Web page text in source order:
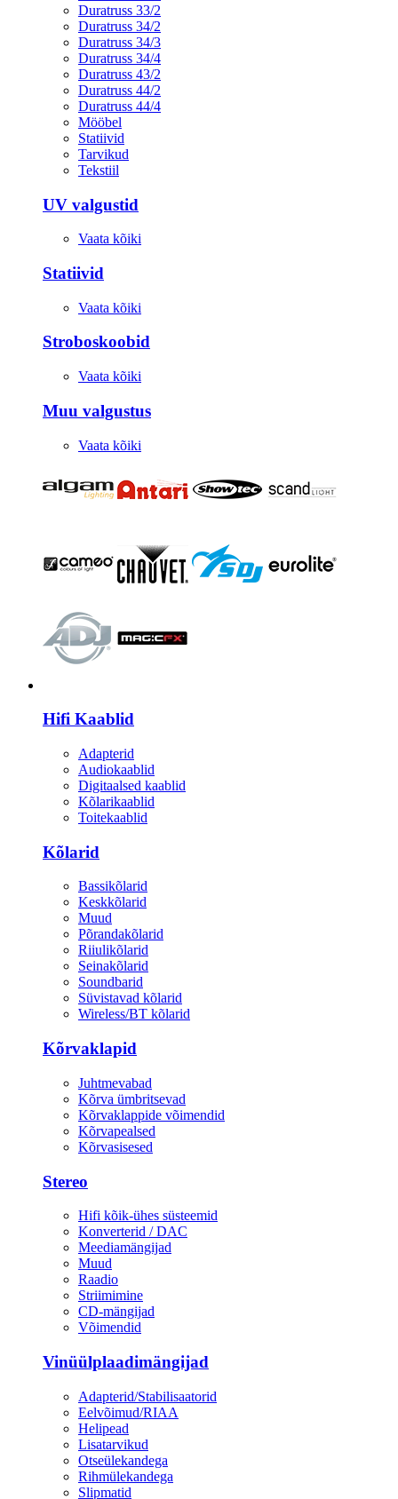
Duratruss 33/2
Duratruss 34/2
Duratruss 34/3
Duratruss 34/4
Duratruss 43/2
Duratruss 44/2
Duratruss 44/4
Mööbel
Statiivid
Tarvikud
Tekstiil
UV valgustid
Vaata kõiki
Statiivid
Vaata kõiki
Stroboskoobid
Vaata kõiki
Muu valgustus
Vaata kõiki
Hifi Kaablid
Adapterid
Audiokaablid
Digitaalsed kaablid
Kõlarikaablid
Toitekaablid
Kõlarid
Bassikõlarid
Keskkõlarid
Muud
Põrandakõlarid
Riiulikõlarid
Seinakõlarid
Soundbarid
Süvistavad kõlarid
Wireless/BT kõlarid
Kõrvaklapid
Juhtmevabad
Kõrva ümbritsevad
Kõrvaklappide võimendid
Kõrvapealsed
Kõrvasisesed
Stereo
Hifi kõik-ühes süsteemid
Konverterid / DAC
Meediamängijad
Muud
Raadio
Striimimine
CD-mängijad
Võimendid
Vinüülplaadimängijad
Adapterid/Stabilisaatorid
Eelvõimud/RIAA
Helipead
Lisatarvikud
Otseülekandega
Rihmülekandega
Slipmatid